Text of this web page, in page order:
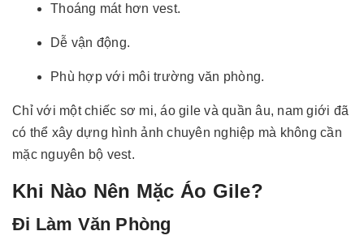
Thoáng mát hơn vest.
Dễ vận động.
Phù hợp với môi trường văn phòng.
Chỉ với một chiếc sơ mi, áo gile và quần âu, nam giới đã
có thể xây dựng hình ảnh chuyên nghiệp mà không cần
mặc nguyên bộ vest.
Khi Nào Nên Mặc Áo Gile?
Đi Làm Văn Phòng